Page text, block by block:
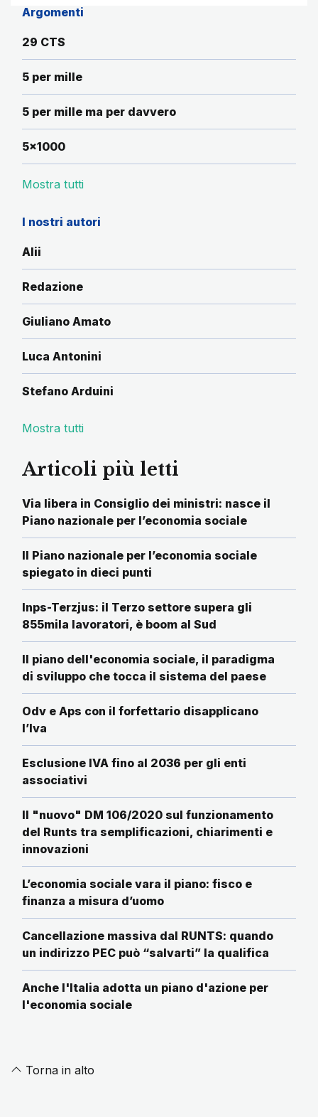
Argomenti
29 CTS
5 per mille
5 per mille ma per davvero
5x1000
Mostra tutti
I nostri autori
Alii
Redazione
Giuliano Amato
Luca Antonini
Stefano Arduini
Mostra tutti
Articoli più letti
Via libera in Consiglio dei ministri: nasce il
Piano nazionale per l’economia sociale
Il Piano nazionale per l’economia sociale
spiegato in dieci punti
Inps-Terzjus: il Terzo settore supera gli
855mila lavoratori, è boom al Sud
Il piano dell'economia sociale, il paradigma
di sviluppo che tocca il sistema del paese
Odv e Aps con il forfettario disapplicano
l’Iva
Esclusione IVA fino al 2036 per gli enti
associativi
Il "nuovo" DM 106/2020 sul funzionamento
del Runts tra semplificazioni, chiarimenti e
innovazioni
L’economia sociale vara il piano: fisco e
finanza a misura d’uomo
Cancellazione massiva dal RUNTS: quando
un indirizzo PEC può “salvarti” la qualifica
Anche l'Italia adotta un piano d'azione per
l'economia sociale
Torna in alto